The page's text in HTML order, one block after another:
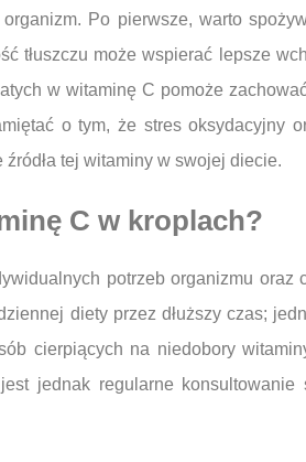
Po pierwsze, warto
tłuszczu może wspierać lepsze
w witaminę C pomoże
o tym, że stres oksydacyjny
tej witaminy w swojej diecie.
C w kroplach?
potrzeb organizmu
diety przez dłuższy czas;
cierpiących na niedobory
jednak regularne